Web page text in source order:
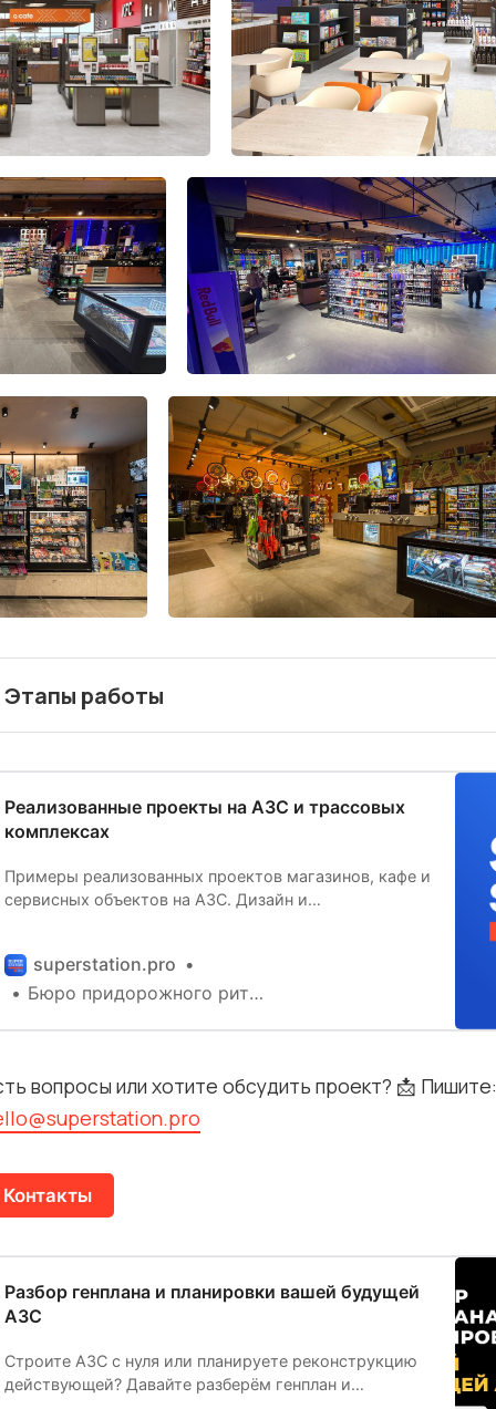
Этапы работы
1. Анализ и консультации
2. Планировочное решение
Реализованные проекты на АЗС и трассовых
комплексах
Примеры реализованных проектов магазинов, кафе и
сервисных объектов на АЗС. Дизайн и
Архитектурные решения, планировка, оснащение и
оборудование.
superstation.pro
Бюро придорожного ритейла
вопросы или хотите обсудить проект? 📩 Пишите:
Контакты
Разбор генплана и планировки вашей будущей
АЗС
Строите АЗС с нуля или планируете реконструкцию
действующей? Давайте разберём генплан и